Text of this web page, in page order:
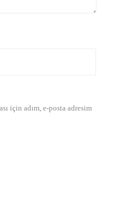
için adım, e-posta adresim